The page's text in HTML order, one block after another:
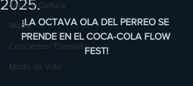
Salud y Cultura
Moda
Conciertos/ Eventos
Modo de Vida
2025.
¡LA OCTAVA OLA DEL PERREO SE
PRENDE EN EL COCA-COLA FLOW
FEST!